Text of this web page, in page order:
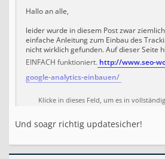
            ";
        }
<script type=\"text/
Hallo an alle,
leider wurde in diesem Post zwar
einfache Anleitung zum Einbau des
nicht wirklich gefunden. Auf dieser Seite
EINFACH funktioniert. http://www.seo-
google-analytics-einbauen/
Viel Spaß!
Klicke in dieses Feld, um es in
Und soagr richtig updatesicher!